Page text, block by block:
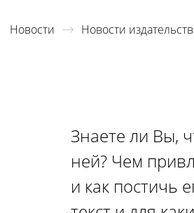
Новости Новости
Знаете ли Вы,
ней? Чем
и как постичь